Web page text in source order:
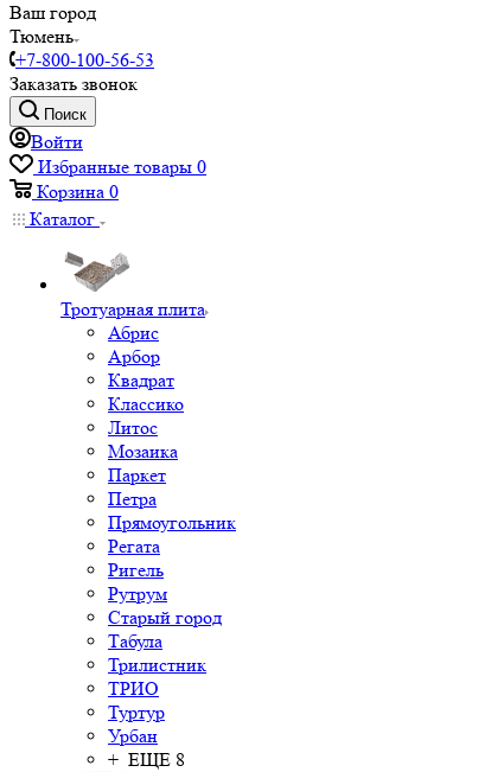
Ваш город
Тюмень
+7-800-100-56-53
Заказать звонок
Поиск
Войти
Избранные товары 0
Корзина 0
Каталог
Тротуарная плита
Абрис
Арбор
Квадрат
Классико
Литос
Мозаика
Паркет
Петра
Прямоугольник
Регата
Ригель
Рутрум
Старый город
Табула
Трилистник
ТРИО
Туртур
Урбан
+ ЕЩЕ 8